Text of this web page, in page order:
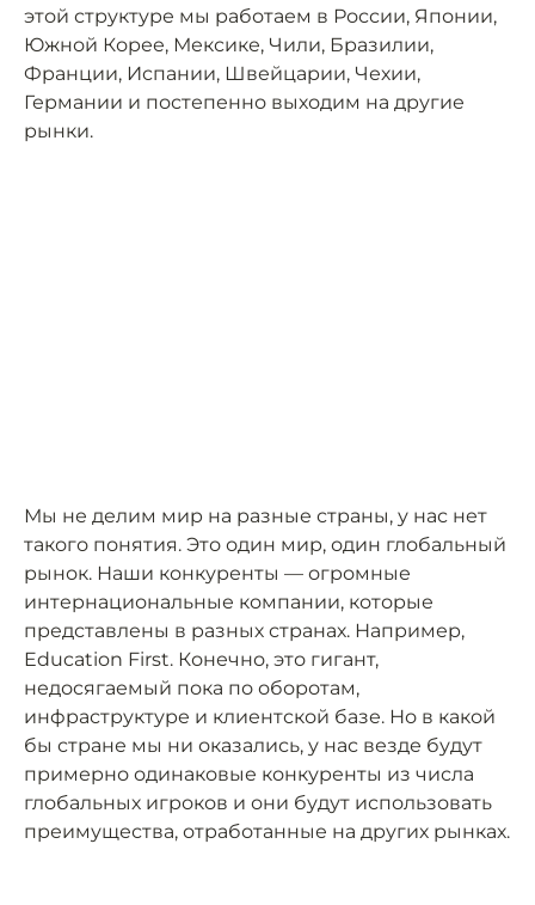
этой структуре мы работаем в России, Японии,
Южной Корее, Мексике, Чили, Бразилии,
Франции, Испании, Швейцарии, Чехии,
Германии и постепенно выходим на другие
рынки.
Мы не делим мир на разные страны, у нас нет
такого понятия. Это один мир, один глобальный
рынок. Наши конкуренты — огромные
интернациональные компании, которые
представлены в разных странах. Например,
Education First. Конечно, это гигант,
недосягаемый пока по оборотам,
инфраструктуре и клиентской базе. Но в какой
бы стране мы ни оказались, у нас везде будут
примерно одинаковые конкуренты из числа
глобальных игроков и они будут использовать
преимущества, отработанные на других рынках.